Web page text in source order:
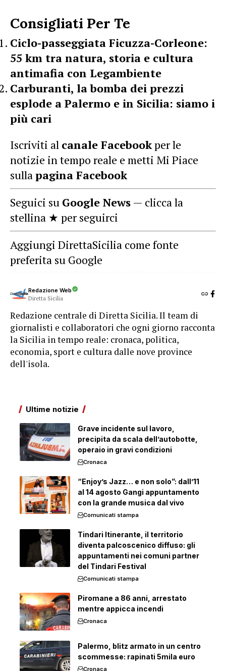
Consigliati Per Te
Ciclo-passeggiata Ficuzza-Corleone:
55 km tra natura, storia e cultura
antimafia con Legambiente
Carburanti, la bomba dei prezzi
esplode a Palermo e in Sicilia: siamo i
più cari
Iscriviti al canale Facebookper le
notizie in tempo reale e metti Mi Piace
sullapagina Facebook
Seguici su Google News — clicca la
stellina ★ per seguirci
Aggiungi DirettaSicilia come fonte
preferita su Google
Redazione Web
Diretta Sicilia
Redazione centrale di Diretta Sicilia. Il team di
giornalisti e collaboratori che ogni giorno racconta
la Sicilia in tempo reale: cronaca, politica,
economia, sport e cultura dalle nove province
dell'isola.
Ultime notizie
Grave incidente sul lavoro,
precipita da scala dell’autobotte,
operaio in gravi condizioni
Cronaca
“Enjoy’s Jazz… e non solo”: dall’11
al 14 agosto Gangi appuntamento
con la grande musica dal vivo
Comunicati stampa
Tindari Itinerante, il territorio
diventa palcoscenico diffuso: gli
appuntamenti nei comuni partner
del Tindari Festival
Comunicati stampa
Piromane a 86 anni, arrestato
mentre appicca incendi
Cronaca
Palermo, blitz armato in un centro
scommesse: rapinati 5mila euro
Cronaca